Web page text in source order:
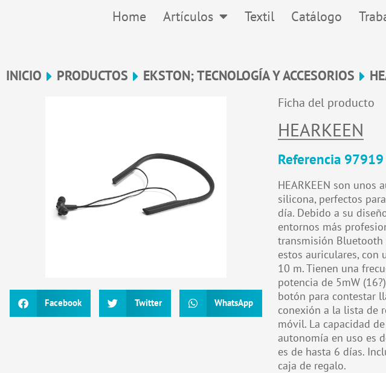
Home Artículos Textil Catálogo
INICIO PRODUCTOS EKSTON; TECNOLOGÍA Y ACCESORIOS
Facebook Twitter WhatsApp
Ficha del producto
HEARKEEN
Referencia 97919
HEARKEEN son unos
silicona, perfectos
día. Debido a su
entornos más
transmisión
estos auriculares, con
10 m. Tienen una
potencia de 5mW
botón para contestar
conexión a la lista de
móvil. La capacidad
autonomía en uso es
es de hasta 6 días.
caja de regalo.